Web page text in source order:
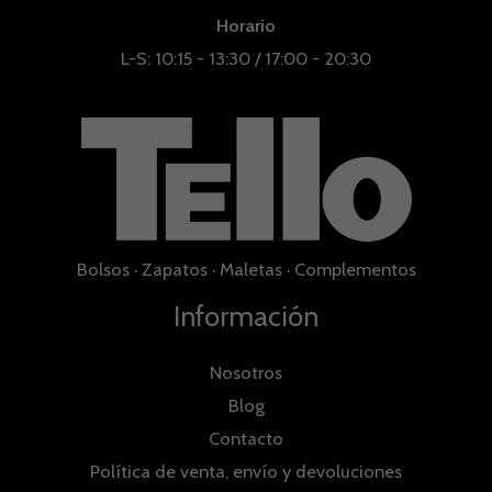
Horario
L-S: 10:15 - 13:30 / 17:00 - 20:30
Bolsos· Zapatos· Maletas· Complementos
Información
Nosotros
Blog
Contacto
Política de venta, envío y devoluciones